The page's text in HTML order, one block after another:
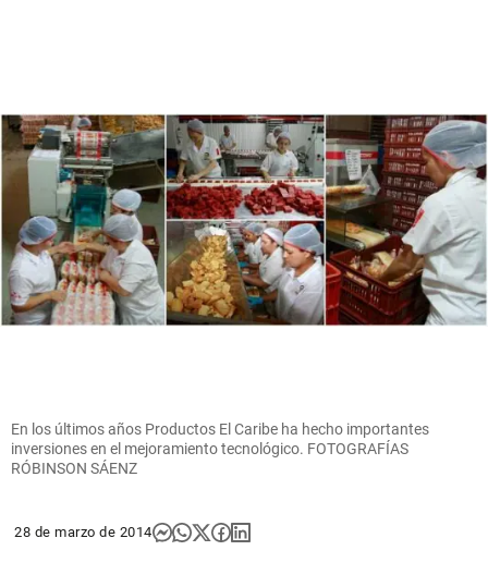
En los últimos años Productos El Caribe ha hecho importantes
inversiones en el mejoramiento tecnológico. FOTOGRAFÍAS
RÓBINSON SÁENZ
28 de marzo de 2014